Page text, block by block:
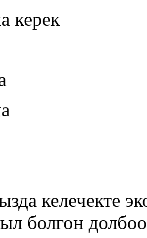
керек
келечекте
болгон